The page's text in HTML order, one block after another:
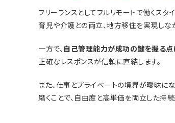
フリーランスとしてフルリモートで働くス
育児や介護との両立、地方移住を実現しな
一方で、 自己管理能力が成功の鍵を握る
正確なレスポンスが信頼に直結します。
また、仕事とプライベートの境界が曖昧に
磨くことで、自由度と高単価を両立した持